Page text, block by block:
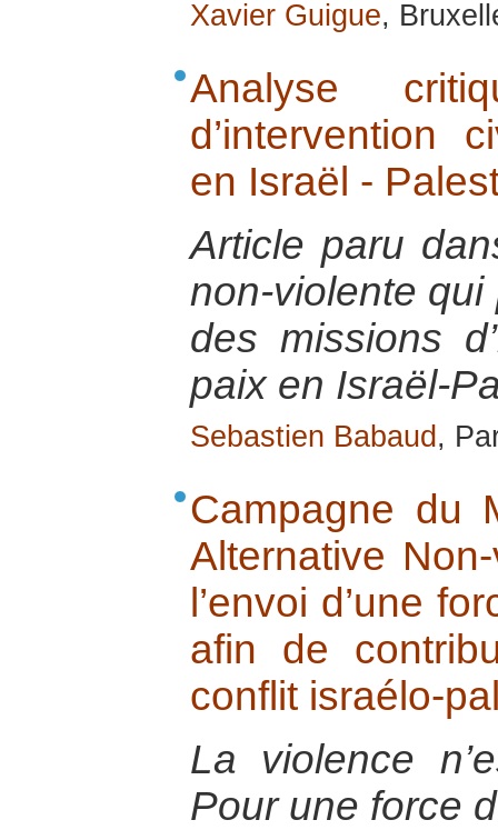
Xavier Guigue,
Analyse
d’intervention
en Israël -
Article paru
non-violente
des missions
paix en Israël-
Sebastien Babaud ,
Campagne du
Alternative
l’envoi d’une
afin de
conflit israélo-
La violence
Pour une force